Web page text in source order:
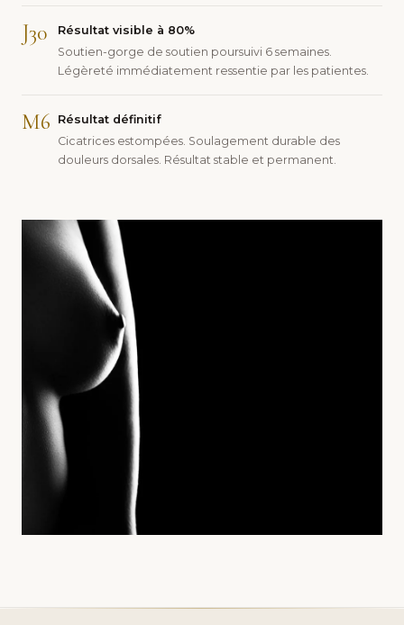
J30
Résultat visible à 80%
Soutien-gorge de soutien poursuivi 6 semaines.
Légèreté immédiatement ressentie par les patientes.
M6
Résultat définitif
Cicatrices estompées. Soulagement durable des
douleurs dorsales. Résultat stable et permanent.